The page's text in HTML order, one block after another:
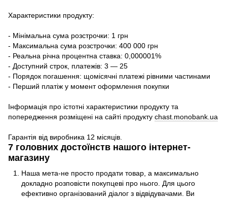
Характеристики продукту:
- Мінімальна сума розстрочки: 1 грн
- Максимальна сума розстрочки: 400 000 грн
- Реальна річна процентна ставка: 0,000001%
- Доступний строк, платежів: 3 — 25
- Порядок погашення: щомісячні платежі рівними частинами
- Перший платіж у момент оформлення покупки
Інформація про істотні характеристики продукту та
попередження розміщені на сайті продукту chast.monobank.ua
Гарантія від виробника 12 місяців.
7 головних достоїнств нашого інтернет-
магазину
Наша мета-не просто продати товар, а максимально
докладно розповісти покупцеві про нього. Для цього
ефективно організований діалог з відвідувачами. Ви